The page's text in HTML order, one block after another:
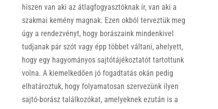
hiszen van aki az átlagfogyasztóknak ír, van aki a
szakmai kemény magnak. Ezen okból terveztük meg
úgy a rendezvényt, hogy borászaink mindenkivel
tudjanak pár szót vagy épp többet váltani, ahelyett,
hogy egy hagyományos sajtótájékoztatót tartottunk
volna. A kiemelkedően jó fogadtatás okán pedig
elhatároztuk, hogy folyamatosan szervezünk ilyen
sajtó-borász találkozókat, amelyeknek ezután is a